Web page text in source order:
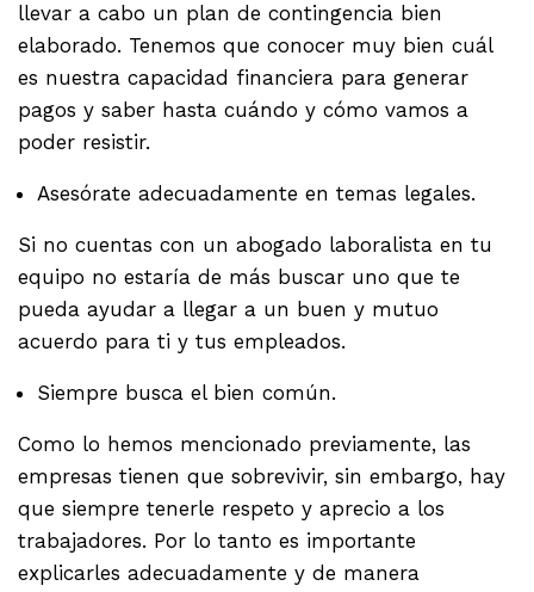
llevar a cabo un plan de contingencia bien
elaborado. Tenemos que conocer muy bien cuál
es nuestra capacidad financiera para generar
pagos y saber hasta cuándo y cómo vamos a
poder resistir.
Asesórate adecuadamente en temas legales.
Si no cuentas con un abogado laboralista en tu
equipo no estaría de más buscar uno que te
pueda ayudar a llegar a un buen y mutuo
acuerdo para ti y tus empleados.
Siempre busca el bien común.
Como lo hemos mencionado previamente, las
empresas tienen que sobrevivir, sin embargo, hay
que siempre tenerle respeto y aprecio a los
trabajadores. Por lo tanto es importante
explicarles adecuadamente y de manera